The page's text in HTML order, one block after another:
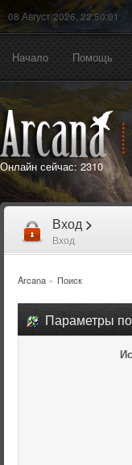
08 Август 2026, 22:50:01
Начало Помощь
Онлайн сейчас: 2310
Вход >
Вход
Arcana» Поиск
Параметры